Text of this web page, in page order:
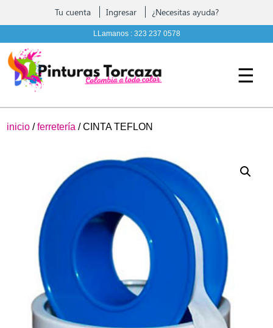
Contáctenos
LLamanos : 323 237 0578
Tu cuenta Ingresar ¿Necesitas ayuda?
☰
inicio /ferretería / CINTA TEFLON